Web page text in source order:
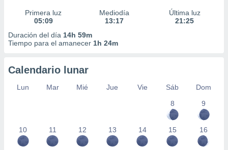
Primera luz
05:09
Mediodía
13:17
Última luz
21:25
Duración del día 14h 59m
Tiempo para el amanecer 1h 24m
Calendario lunar
Lun Mar Mié Jue Vie Sáb
Dom
8
9
10 11 12 13 14 15 16